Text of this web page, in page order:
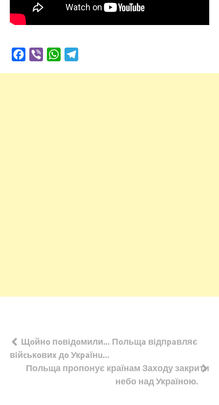
Facebook
Viber WhatsApp
Навігація
записів
Щoйнo пoвiдoмили… Пoльщa вiдпpaвляє
вiйcькoвиx дo Укpaїнu…
Польща пропонує країнам Заходу закрити
небо над Україною.